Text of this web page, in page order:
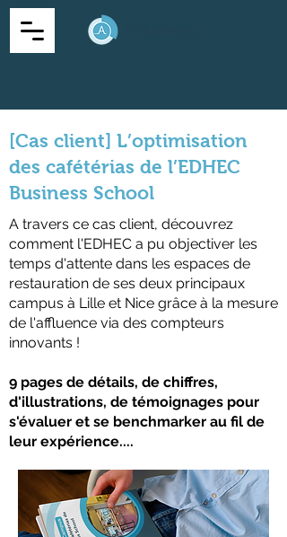
[Cas client] L’optimisation
des cafétérias de l’EDHEC
Business School
A travers ce cas client, découvrez
comment l'EDHEC a pu objectiver les
temps d'attente dans les espaces de
restauration de ses deux principaux
campus à Lille et Nice grâce à la mesure
de l'affluence via des compteurs
innovants !
9 pages de détails, de chiffres,
d'illustrations, de témoignages pour
s'évaluer et se benchmarker au fil de
leur expérience....